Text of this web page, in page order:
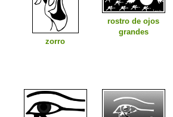
zorro
rostro de ojos
grandes